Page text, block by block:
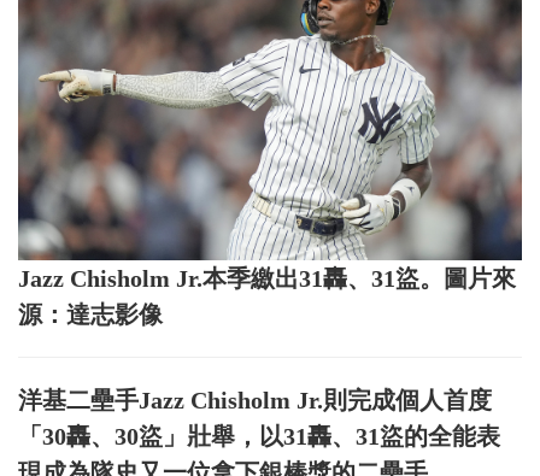
Jazz Chisholm Jr.本季繳出31轟、31盜。圖片來
源：達志影像
洋基二壘手Jazz Chisholm Jr.則完成個人首度
「30轟、30盜」壯舉，以31轟、31盜的全能表